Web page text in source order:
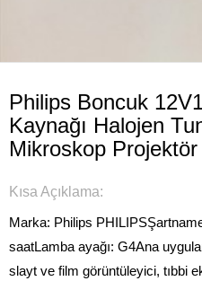
Philips Boncuk
Kaynağı Halojen
Mikroskop
Kısa Açıklama:
Marka: Philips PHILIPS
saatLamba ayağı: G4Ana
slayt ve film görüntüleyici, tıbbi